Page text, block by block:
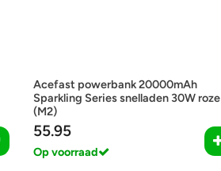
Acefast powerbank 20000mAh
Sparkling Series snelladen 30W roze
(M2)
55.95
Op voorraad